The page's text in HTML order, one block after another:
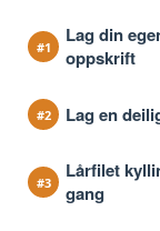
Lag din
oppskrift
Lag en
Lårfilet
gang